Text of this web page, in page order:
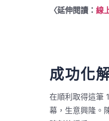
〈延伸閱讀： 線
成功化
在順利取得這筆
幕，生意興隆。